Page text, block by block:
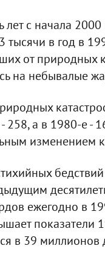
с начала 2000
тысячи в год в
от природных
на небывалые
258, а в 1980-е -
изменением
ежегодно в
показатели
в 39 миллионов